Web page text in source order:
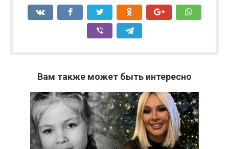
Вам также может быть интересно